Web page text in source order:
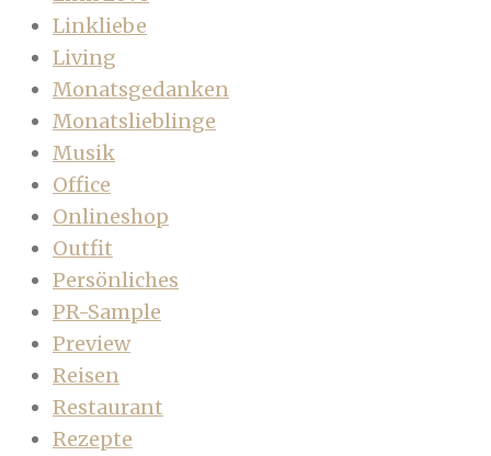
Linkliebe
Living
Monatsgedanken
Monatslieblinge
Musik
Office
Onlineshop
Outfit
Persönliches
PR-Sample
Preview
Reisen
Restaurant
Rezepte